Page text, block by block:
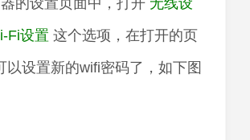
的设置页面中，打开 无线设
Fi设置 这个选项，在打开的页
以设置新的wifi密码了，如下图